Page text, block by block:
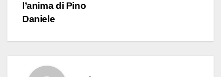
l’anima di Pino
Daniele